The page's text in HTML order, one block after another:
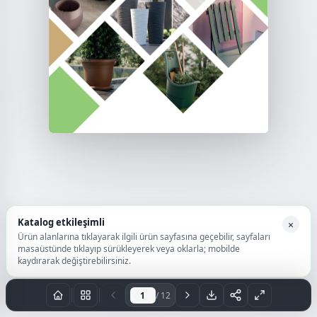
Katalog etkileşimli
Ürün alanlarına tıklayarak ilgili ürün sayfasına geçebilir, sayfaları
masaüstünde tıklayıp sürükleyerek veya oklarla; mobilde
kaydırarak değiştirebilirsiniz.
×
Sayfa / 12